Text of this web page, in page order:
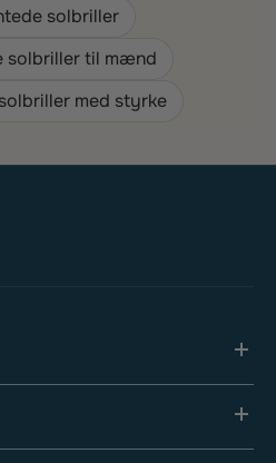
solbriller
solbriller til mænd
med styrke